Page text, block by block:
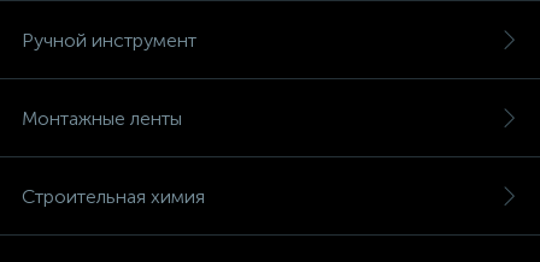
Ручной инструмент
Монтажные ленты
Строительная химия